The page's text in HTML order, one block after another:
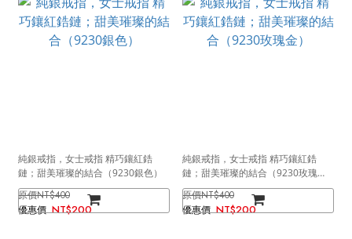
純銀戒指，女士戒指 精巧鑲紅鋯
鏈；甜美璀璨的結合（9230銀色）
NT$400
NT$200
純銀戒指，女士戒指 精巧鑲紅鋯
鏈；甜美璀璨的結合（9230玫瑰
金）
NT$400
NT$200